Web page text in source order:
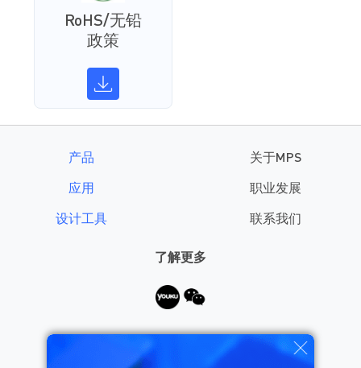
RoHS/无铅
政策
产品
应用
设计工具
关于MPS
职业发展
联系我们
了解更多
需要帮助？